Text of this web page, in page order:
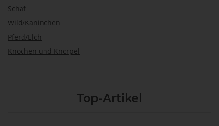
Schaf
Wild/Kaninchen
Pferd/Elch
Knochen und Knorpel
Top-Artikel